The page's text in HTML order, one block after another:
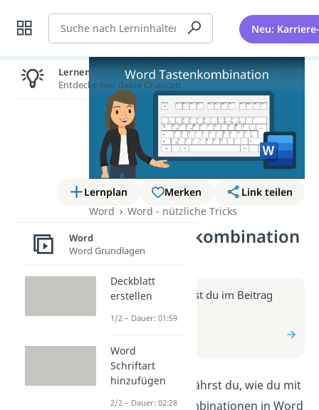
Suche Neu:
Lernplan Merken
Link teilen
Word
Word - nützliche Tricks
Word Tastenkombination
(Video)
Weitere Infos erhältst du im Beitrag
zum Beitrag: Word
In diesem Video erfährst du, wie du mit
Hilfe von Tastenkombinationen in Word
Lernen lohnt sich!
Entdecke hier deine Chancen.
Word
Word Grundlagen
Deckblatt
erstellen
1/2 – Dauer: 01:59
Word
Schriftart
hinzufügen
2/2 – Dauer: 02:28